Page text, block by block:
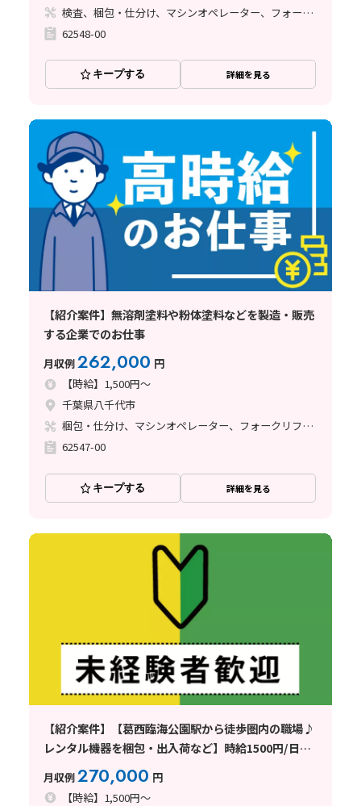
検査、梱包・仕分け、マシンオペレーター、フォークリフト、塗装
62548-00
キープする 詳細を見る
【紹介案件】無溶剤塗料や粉体塗料などを製造・販売
する企業でのお仕事
月収例262,000 円
【時給】1,500円～
千葉県八千代市
梱包・仕分け、マシンオペレーター、フォークリフト、塗装
62547-00
キープする 詳細を見る
【紹介案件】【葛西臨海公園駅から徒歩圏内の職場♪
レンタル機器を梱包・出入荷など】時給1500円/日勤
専属/東京都江戸川区臨海町/土日休み/未経験歓迎/基
本残業なし/男性多数活躍中！
月収例270,000 円
【時給】1,500円～